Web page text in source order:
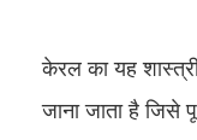
केरल का यह
जाना जाता है जिसे